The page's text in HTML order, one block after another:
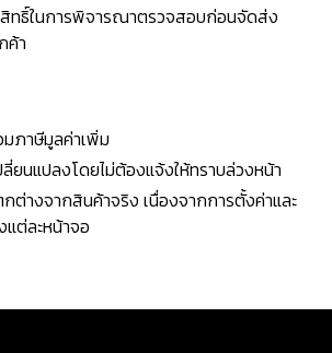
ทธิ์ในการพิจารณาตรวจสอบก่อนจัดส่ง
ค้า
มภาษีมูลค่าเพิ่ม
ลี่ยนแปลงโดยไม่ต้องแจ้งให้ทราบล่วงหน้า
ต่างจากสินค้าจริง เนื่องจากการตั้งค่าและ
ต่ละหน้าจอ